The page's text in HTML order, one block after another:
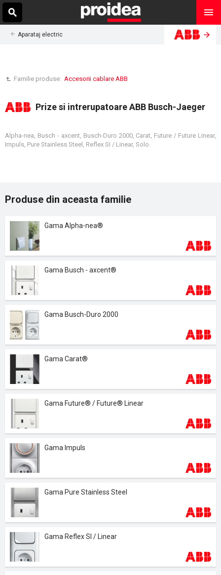
Aparataj electric
Familie produse: Accesorii cablare ABB
Prize si intrerupatoare ABB Busch-Jaeger
Alpha-nea, Busch - axcent, Busch-Duro 2000, Carat, Future / Future Linear,
Impuls, Pure Stainless Steel, Reflex SI / Linear, Solo.
Produse din aceasta familie
Gama Alpha-nea®
Gama Busch - axcent®
Gama Busch-Duro 2000
Gama Carat®
Gama Future® / Future® Linear
Gama Impuls
Gama Pure Stainless Steel
Gama Reflex SI / Linear